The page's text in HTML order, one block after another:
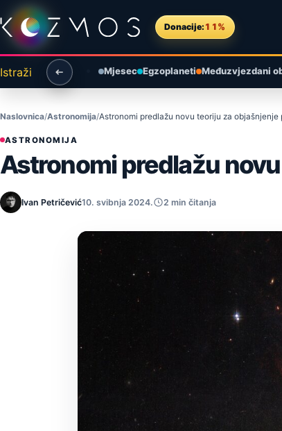
Preskoči na sadržaj
Donacije: 11%
Istraži Mjesec Egzoplaneti Međuzvjezdani
Naslovnica Astronomija Astronomi predlažu novu teoriju za objašnjenje
ASTRONOMIJA
Astronomi predlažu
Ivan Petričević10. svibnja 2024. 2 min čitanja